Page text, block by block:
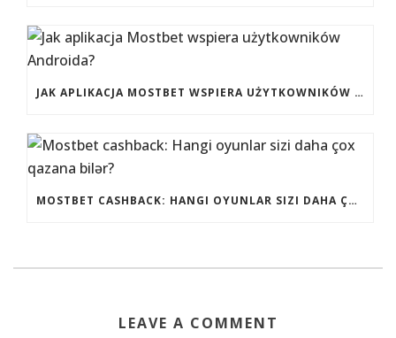
JAK APLIKACJA MOSTBET WSPIERA UŻYTKOWNIKÓW ANDROIDA?
MOSTBET CASHBACK: HANGI OYUNLAR SIZI DAHA ÇOX QAZANA BILƏR?
LEAVE A COMMENT